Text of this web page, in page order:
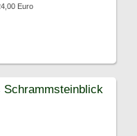
Euro
Schrammsteinblick